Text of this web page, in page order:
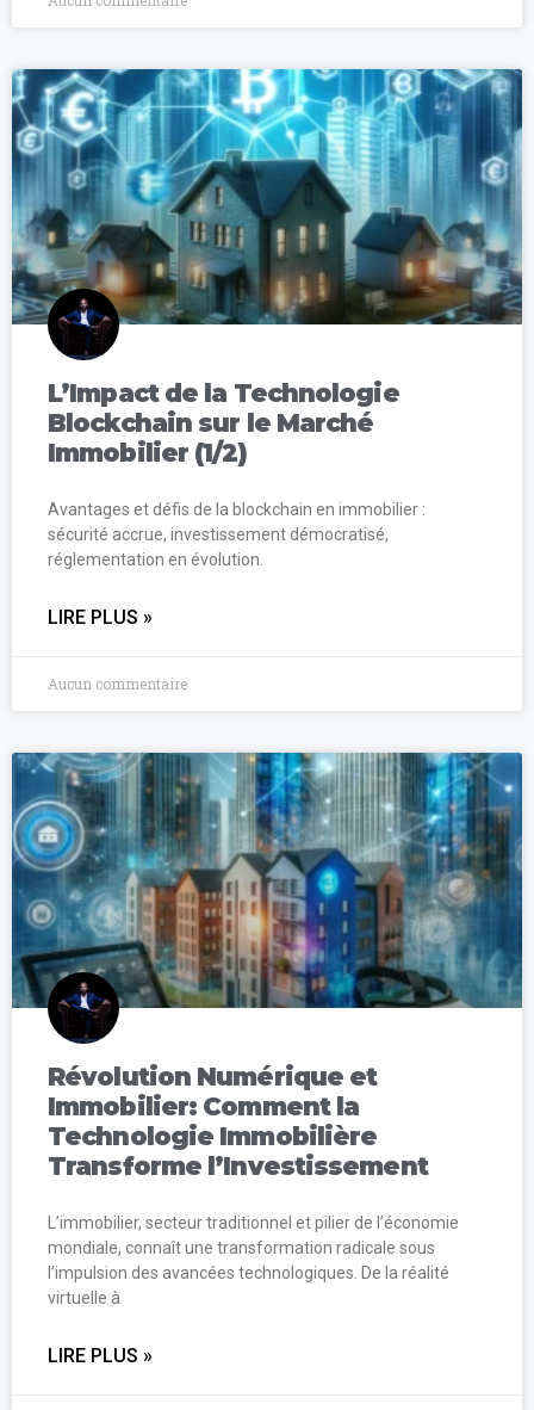
L’Impact de la Technologie
Blockchain sur le Marché
Immobilier (1/2)
Avantages et défis de la blockchain en immobilier :
sécurité accrue, investissement démocratisé,
réglementation en évolution.
LIRE PLUS »
Aucun commentaire
Révolution Numérique et
Immobilier: Comment la
Technologie Immobilière
Transforme l’Investissement
L’immobilier, secteur traditionnel et pilier de l’économie
mondiale, connaît une transformation radicale sous
l’impulsion des avancées technologiques. De la réalité
virtuelle à
LIRE PLUS »